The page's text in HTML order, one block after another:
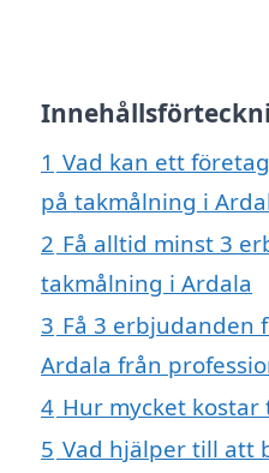
1 Vad kan ett
på takmålning i
2 Få alltid minst 3
takmålning i Ardala
3 Få 3 erbjudanden
Ardala från
4 Hur mycket
5 Vad hjälper till att